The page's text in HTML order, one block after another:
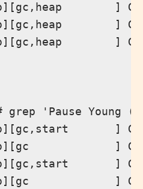
]
]
]
grep 'Pause Young
]
] GC(26)
]
] GC(30)